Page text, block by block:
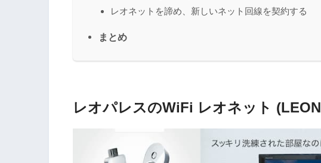
レオネットを諦め、新しいネット回線を契約する
まとめ
レオパレスのWiFi レオネット